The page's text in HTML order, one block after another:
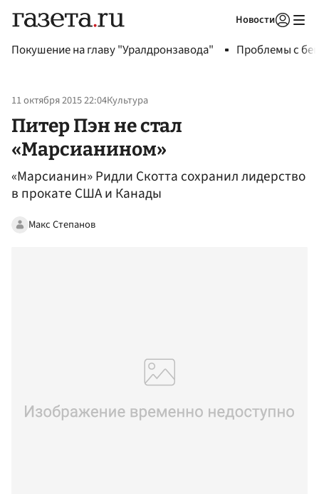
Новости
Покушение на главу "Уралдронзавода" Проблемы с
11 октября 2015 22:04Культура
Питер Пэн не стал
«Марсианином»
«Марсианин» Ридли Скотта сохранил лидерство
в прокате США и Канады
Макс Степанов